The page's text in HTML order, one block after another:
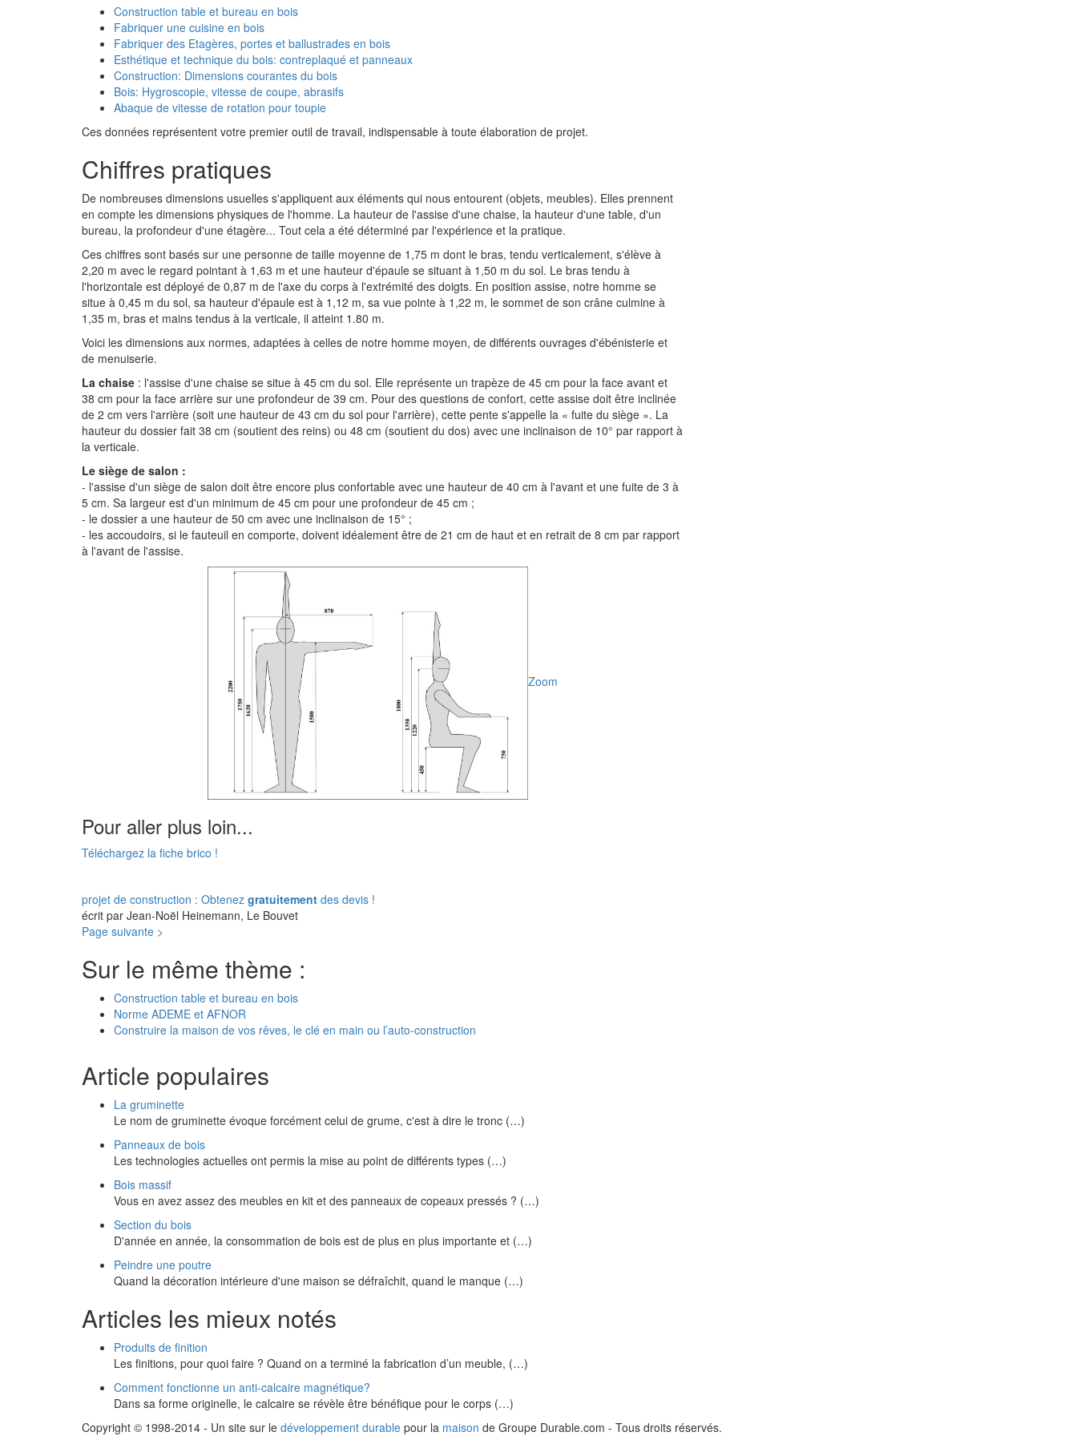
Construction table et bureau en bois
Fabriquer une cuisine en bois
Fabriquer des Etagères, portes et ballustrades en bois
Esthétique et technique du bois: contreplaqué et panneaux
Construction: Dimensions courantes du bois
Bois: Hygroscopie, vitesse de coupe, abrasifs
Abaque de vitesse de rotation pour toupie
Ces données représentent votre premier outil de travail, indispensable à toute élaboration de projet.
Chiffres pratiques
De nombreuses dimensions usuelles s'appliquent aux éléments qui nous entourent (objets, meubles). Elles prennent
en compte les dimensions physiques de l'homme. La hauteur de l'assise d'une chaise, la hauteur d'une table, d'un
bureau, la profondeur d'une étagère... Tout cela a été déterminé par l'expérience et la pratique.
Ces chiffres sont basés sur une personne de taille moyenne de 1,75 m dont le bras, tendu verticalement, s'élève à
2,20 m avec le regard pointant à 1,63 m et une hauteur d'épaule se situant à 1,50 m du sol. Le bras tendu à
l'horizontale est déployé de 0,87 m de l'axe du corps à l'extrémité des doigts. En position assise, notre homme se
situe à 0,45 m du sol, sa hauteur d'épaule est à 1,12 m, sa vue pointe à 1,22 m, le sommet de son crâne culmine à
1,35 m, bras et mains tendus à la verticale, il atteint 1.80 m.
Voici les dimensions aux normes, adaptées à celles de notre homme moyen, de différents ouvrages d'ébénisterie et
de menuiserie.
La chaise : l'assise d'une chaise se situe à 45 cm du sol. Elle représente un trapèze de 45 cm pour la face avant et
38 cm pour la face arrière sur une profondeur de 39 cm. Pour des questions de confort, cette assise doit être inclinée
de 2 cm vers l'arrière (soit une hauteur de 43 cm du sol pour l'arrière), cette pente s'appelle la « fuite du siège ». La
hauteur du dossier fait 38 cm (soutient des reins) ou 48 cm (soutient du dos) avec une inclinaison de 10° par rapport à
la verticale.
Le siège de salon :
- l'assise d'un siège de salon doit être encore plus confortable avec une hauteur de 40 cm à l'avant et une fuite de 3 à
5 cm. Sa largeur est d'un minimum de 45 cm pour une profondeur de 45 cm ;
- le dossier a une hauteur de 50 cm avec une inclinaison de 15° ;
- les accoudoirs, si le fauteuil en comporte, doivent idéalement être de 21 cm de haut et en retrait de 8 cm par rapport
à l'avant de l'assise.
Zoom
Pour aller plus loin...
Téléchargez la fiche brico !
projet de construction : Obtenez gratuitement des devis !
écrit par Jean-Noël Heinemann, Le Bouvet
Page suivante >
Sur le même thème :
Construction table et bureau en bois
Norme ADEME et AFNOR
Construire la maison de vos rêves, le clé en main ou l’auto-construction
Article populaires
La gruminette
Le nom de gruminette évoque forcément celui de grume, c'est à dire le tronc (…)
Panneaux de bois
Les technologies actuelles ont permis la mise au point de différents types (…)
Bois massif
Vous en avez assez des meubles en kit et des panneaux de copeaux pressés ? (…)
Section du bois
D'année en année, la consommation de bois est de plus en plus importante et (…)
Peindre une poutre
Quand la décoration intérieure d'une maison se défraîchit, quand le manque (…)
Articles les mieux notés
Produits de finition
Les finitions, pour quoi faire ? Quand on a terminé la fabrication d’un meuble, (…)
Comment fonctionne un anti-calcaire magnétique?
Dans sa forme originelle, le calcaire se révèle être bénéfique pour le corps (…)
Copyright © 1998-2014 - Un site sur le développement durable pour la maison de Groupe Durable.com - Tous droits réservés.